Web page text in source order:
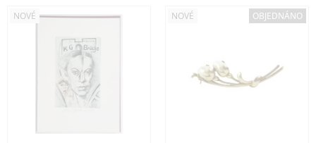
NOVÉ NOVÉ OBJEDNÁNO